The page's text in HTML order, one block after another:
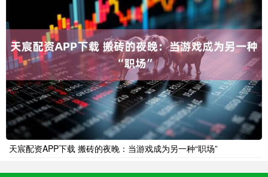
天宸配资APP下载 搬砖的夜晚：当游戏成为另一种“职场”